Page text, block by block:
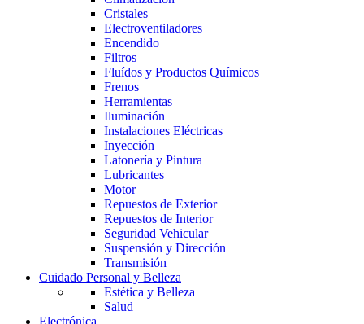
Cristales
Electroventiladores
Encendido
Filtros
Fluídos y Productos Químicos
Frenos
Herramientas
Iluminación
Instalaciones Eléctricas
Inyección
Latonería y Pintura
Lubricantes
Motor
Repuestos de Exterior
Repuestos de Interior
Seguridad Vehicular
Suspensión y Dirección
Transmisión
Cuidado Personal y Belleza
Estética y Belleza
Salud
Electrónica